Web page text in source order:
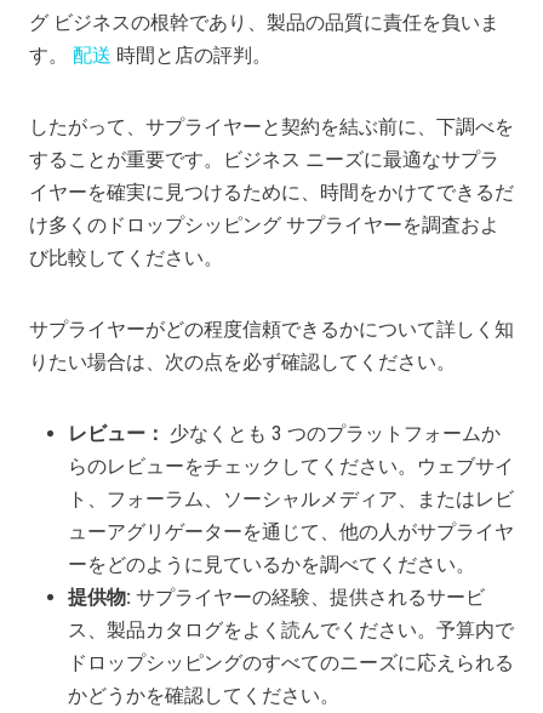
グ ビジネスの根幹であり、製品の品質に責任を負いま
す。 配送 時間と店の評判。
したがって、サプライヤーと契約を結ぶ前に、下調べを
することが重要です。ビジネス ニーズに最適なサプラ
イヤーを確実に見つけるために、時間をかけてできるだ
け多くのドロップシッピング サプライヤーを調査およ
び比較してください。
サプライヤーがどの程度信頼できるかについて詳しく知
りたい場合は、次の点を必ず確認してください。
レビュー： 少なくとも 3 つのプラットフォームか
らのレビューをチェックしてください。ウェブサイ
ト、フォーラム、ソーシャルメディア、またはレビ
ューアグリゲーターを通じて、他の人がサプライヤ
ーをどのように見ているかを調べてください。
提供物: サプライヤーの経験、提供されるサービ
ス、製品カタログをよく読んでください。予算内で
ドロップシッピングのすべてのニーズに応えられる
かどうかを確認してください。